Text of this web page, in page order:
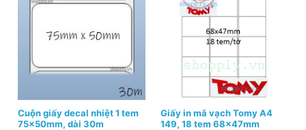
Cuộn giấy decal nhiệt 1 tem
75x50mm, dài 30m
Giấy in mã vạch Tomy A4
149, 18 tem 68x47mm